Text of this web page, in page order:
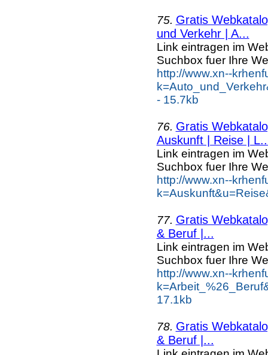
75. Gratis
und Verkehr | A...
Link eintragen im
Suchbox fuer Ihre
http://www.xn--
- 15.7kb
76. Gratis
Auskunft | Reise |
Link eintragen im
Suchbox fuer Ihre
http://www.xn--
77. Gratis
& Beruf |...
Link eintragen im
Suchbox fuer Ihre
http://www.xn--
17.1kb
78. Gratis
& Beruf |...